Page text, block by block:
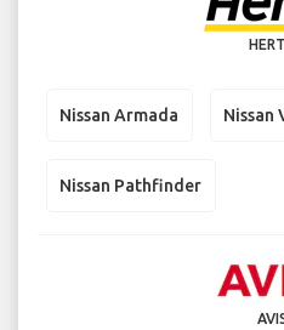
Nissan Armada Nissan
Nissan Pathfinder